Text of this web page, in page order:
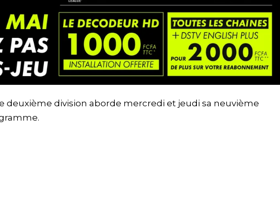
deuxième division aborde mercredi et jeudi sa neuvième